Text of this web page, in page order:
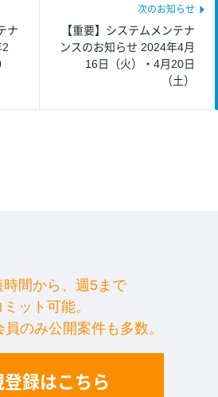
ナ
【重要】システムメンテナ
ンスのお知らせ 2024年4月
16日（火）・4月20日
（土）
時間から、週5まで
ミット可能。
のみ公開案件も多数。
登録はこちら